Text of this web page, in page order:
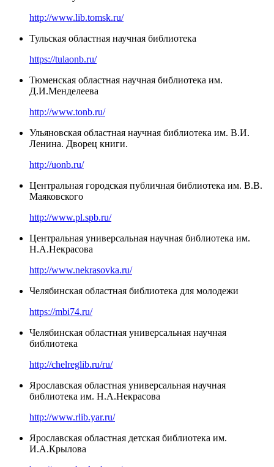
http://www.lib.tomsk.ru/
Тульская областная научная библиотека
https://tulaonb.ru/
Тюменская областная научная библиотека им.
Д.И.Менделеева
http://www.tonb.ru/
Ульяновская областная научная библиотека им. В.И.
Ленина. Дворец книги.
http://uonb.ru/
Центральная городская публичная библиотека им. В.В.
Маяковского
http://www.pl.spb.ru/
Центральная универсальная научная библиотека им.
Н.А.Некрасова
http://www.nekrasovka.ru/
Челябинская областная библиотека для молодежи
https://mbi74.ru/
Челябинская областная универсальная научная
библиотека
http://chelreglib.ru/ru/
Ярославская областная универсальная научная
библиотека им. Н.А.Некрасова
http://www.rlib.yar.ru/
Ярославская областная детская библиотека им.
И.А.Крылова